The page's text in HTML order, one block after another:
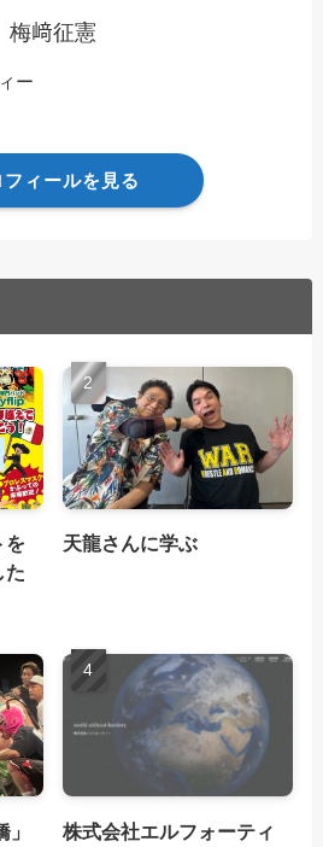
梅﨑征憲
ー
フィールを見る
を
た
天龍さんに学ぶ
株式会社エルフォーティ